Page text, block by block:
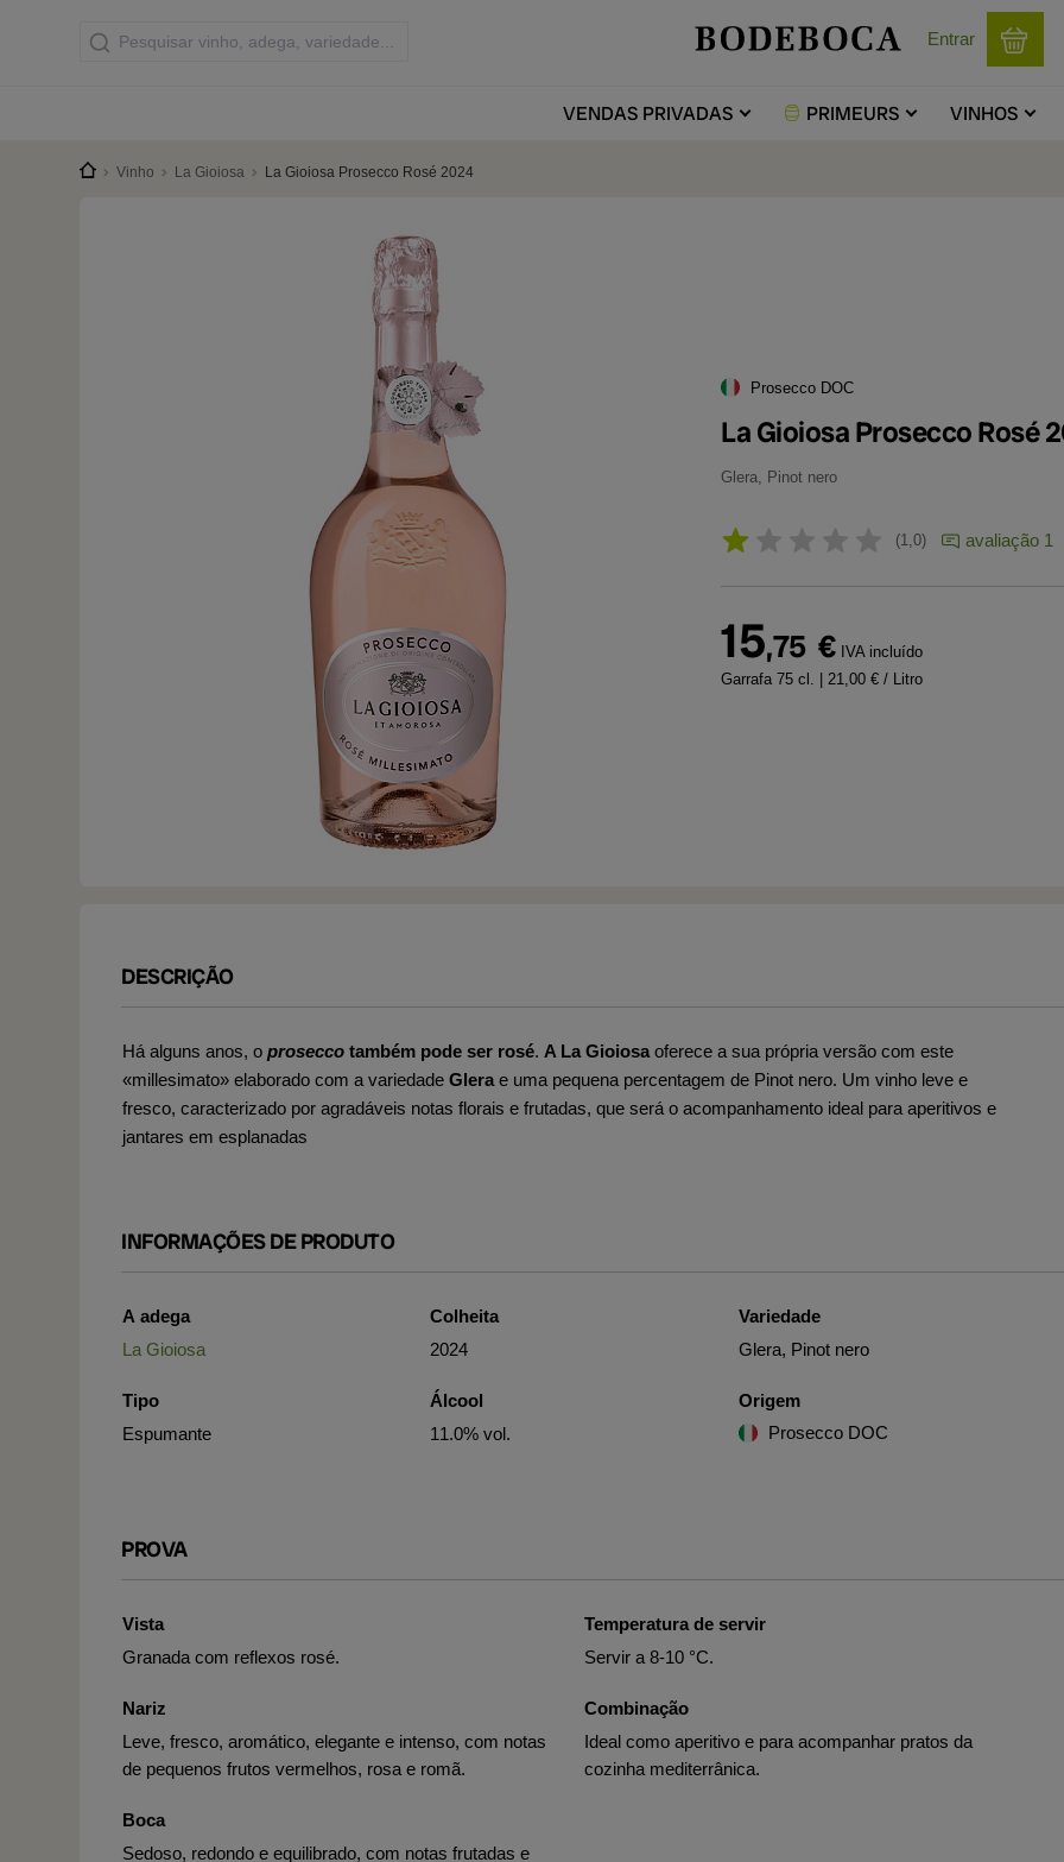
Entrar
VENDASPRIVADAS PRIMEURS VINHOS
Vinho La Gioiosa La Gioiosa Prosecco Rosé 2024
Prosecco DOC
La Gioiosa Prosecco Rosé
Glera, Pinot nero
1,0 avaliação 1
15,75 € IVA incluído
Garrafa 75 cl. | 21,00 € / Litro
DESCRIÇÃO
Há alguns anos, o prosecco também pode ser rosé. A La Gioiosa oferece a sua própria versão com este
«millesimato» elaborado com a variedade Glera e uma pequena percentagem de Pinot nero. Um vinho leve e
fresco, caracterizado por agradáveis notas florais e frutadas, que será o acompanhamento ideal para aperitivos e
jantares em esplanadas
INFORMAÇÕES DE PRODUTO
A adega
La Gioiosa
Tipo
Espumante
Colheita
2024
Álcool
11.0% vol.
Variedade
Glera, Pinot nero
Origem
Prosecco DOC
PROVA
Vista
Granada com reflexos rosé.
Nariz
Leve, fresco, aromático, elegante e intenso, com notas
de pequenos frutos vermelhos, rosa e romã.
Boca
Sedoso, redondo e equilibrado, com notas frutadas e
Temperatura de servir
Servir a 8-10 °C.
Combinação
Ideal como aperitivo e para acompanhar pratos da
cozinha mediterrânica.